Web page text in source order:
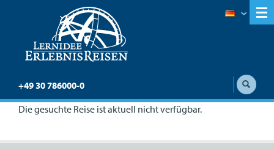
+49 30 786000-0
Die gesuchte Reise ist aktuell nicht verfügbar.